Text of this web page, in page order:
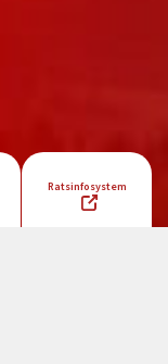
Ratsinfosystem